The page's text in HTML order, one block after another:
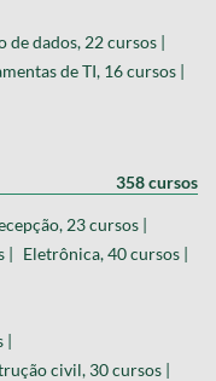
de dados, 22 cursos |
de TI, 16 cursos |
358 cursos
23 cursos |
| Eletrônica, 40 cursos |
|
civil, 30 cursos |